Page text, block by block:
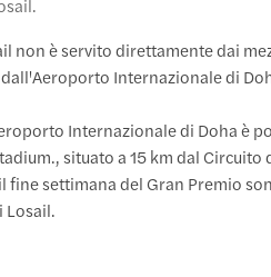
non è servito direttamente dai
Internazionale di
Internazionale di Doha è
situato a 15 km dal Circuito
fine settimana del Gran Premio
Losail.